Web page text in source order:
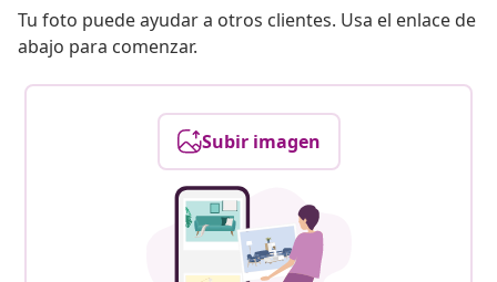
Tu foto puede ayudar a otros clientes. Usa el enlace de
abajo para comenzar.
Subir imagen